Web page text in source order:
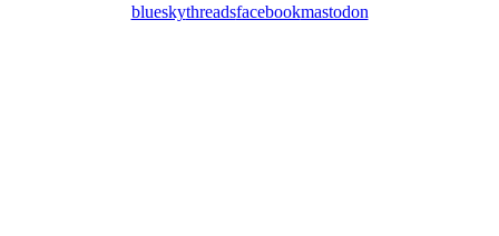
blueskythreadsfacebookmastodon